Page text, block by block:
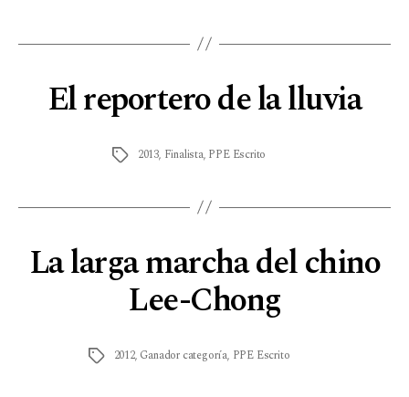
El reportero de la lluvia
2013, Finalista, PPE Escrito
La larga marcha del chino
Lee-Chong
2012, Ganador categoría, PPE Escrito